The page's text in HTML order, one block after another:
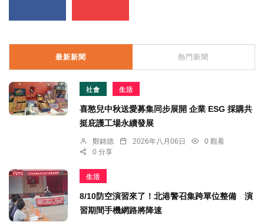
最新新聞 熱門新聞
社會 生活
喜憨兒中秋送愛募集同步展開 企業 ESG 採購共
挺庇護工場永續發展
鄭銘德 2026年八月06日
0 觀看
0 分享
生活
8/10防空演習來了！北港警召集跨單位整備 演
習期間手機網路將降速